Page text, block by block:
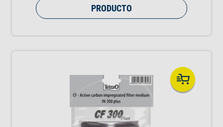
equilibrado para todos los habitantes del
acuario. Además, elimina las pequeñas
PRODUCTO